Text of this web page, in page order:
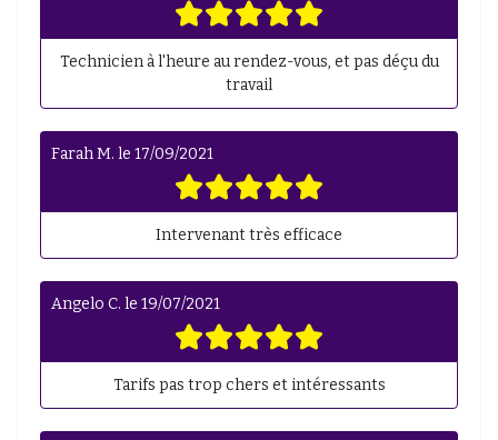
Technicien à l'heure au rendez-vous, et pas déçu du
travail
Farah M. le 17/09/2021
Intervenant très efficace
Angelo C. le 19/07/2021
Tarifs pas trop chers et intéressants